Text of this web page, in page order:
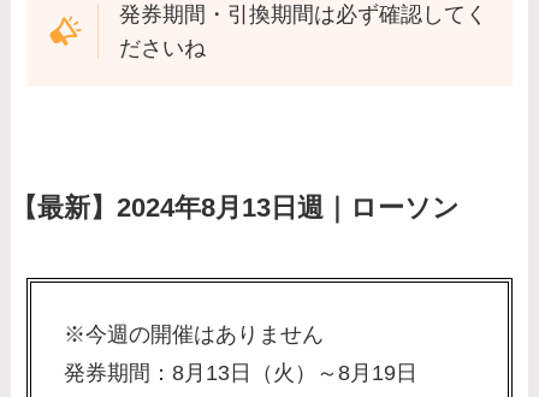
発券期間・引換期間は必ず確認してく
ださいね
【最新】2024年8月13日週｜ローソン
※今週の開催はありません
発券期間：8月13日（火）～8月19日